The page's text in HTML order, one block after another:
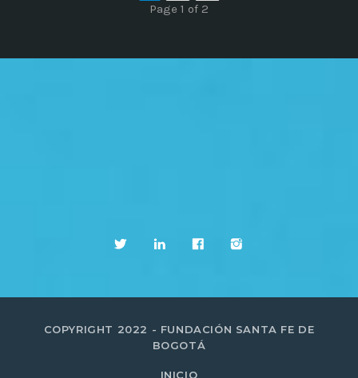
Page 1 of 2
COPYRIGHT 2022 - FUNDACIÓN SANTA FE DE
BOGOTÁ
INICIO